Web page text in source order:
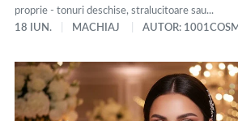
proprie - tonuri deschise, stralucitoare sau...
18 IUN.
MACHIAJ AUTOR: